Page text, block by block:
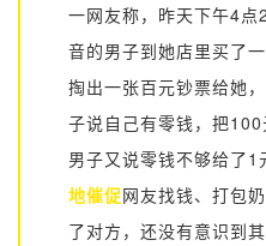
一网友称，昨天下午4
音的男子到她店里买了
掏出一张百元钞票给她
子说自己有零钱， 把100
男子又说零钱不够给了1
地催促网友找钱、打包奶
了对方，还没有意识到